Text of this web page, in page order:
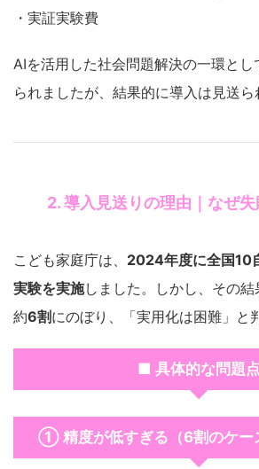
・実証実験費
AIを活用した社会問題解決の一環とし
られましたが、結果的に導入は見送ら
2. 導入見送りの理由｜なぜ失
こども家庭庁は、 2024年度に全国10
実験を実施しました。しかし、その
約6割にのぼり、「実用化は困難」と
■ 具体的な問題点
① 精度が低すぎる（6割のケー